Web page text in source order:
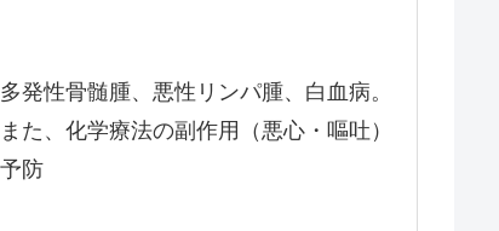
多発性骨髄腫、悪性リンパ腫、白血病。
また、化学療法の副作用（悪心・嘔吐）
予防